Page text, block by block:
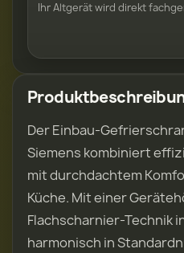
Ihr Altgerät wird direkt
Der Einbau-
Siemens kombiniert
mit durchdachtem
Küche. Mit einer
Flachscharnier-Technik
harmonisch in